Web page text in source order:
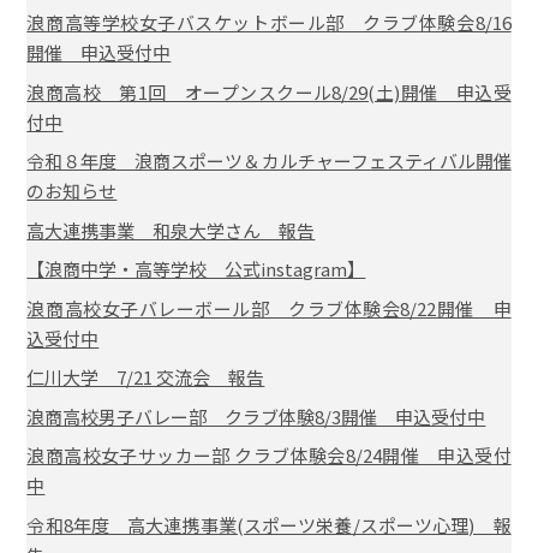
浪商高等学校女子バスケットボール部 クラブ体験会8/16
開催 申込受付中
浪商高校 第1回 オープンスクール8/29(土)開催 申込受
付中
令和８年度 浪商スポーツ＆カルチャーフェスティバル開催
のお知らせ
高大連携事業 和泉大学さん 報告
【浪商中学・高等学校 公式instagram】
浪商高校女子バレーボール部 クラブ体験会8/22開催 申
込受付中
仁川大学 7/21 交流会 報告
浪商高校男子バレー部 クラブ体験8/3開催 申込受付中
浪商高校女子サッカー部 クラブ体験会8/24開催 申込受付
中
令和8年度 高大連携事業(スポーツ栄養/スポーツ心理) 報